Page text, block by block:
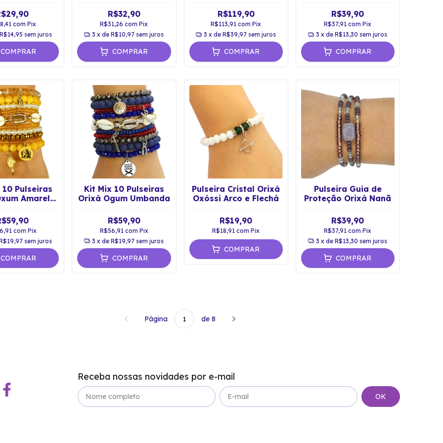
com Pix
R$14,95 sem juros
COMPRAR
Espiritual
R$32,90
R$31,26com Pix
3 x deR$10,97 sem juros
COMPRAR
R$119,90
R$113,91com Pix
3 x deR$39,97 sem juros
COMPRAR
R$39,90
R$37,91com Pix
3 x deR$13,30 sem juros
COMPRAR
10 Pulseiras
Amarela
com Pix
sem juros
COMPRAR
Kit Mix 10 Pulseiras
Orixá Ogum Umbanda
R$59,90
R$56,91 com Pix
3 x deR$19,97 sem juros
COMPRAR
Pulseira Cristal Orixá
Oxóssi Arco e Flechá
R$19,90
R$18,91com Pix
COMPRAR
Pulseira Guia de
Proteção Orixá Nanã
R$39,90
R$37,91com Pix
3 x deR$13,30 sem juros
COMPRAR
Página de 8
Receba nossas novidades por e-mail